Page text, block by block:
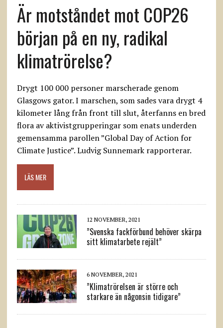
Är motståndet mot COP26
början på en ny, radikal
klimatrörelse?
Drygt 100 000 personer marscherade genom
Glasgows gator. I marschen, som sades vara drygt 4
kilometer lång från front till slut, återfanns en bred
flora av aktivistgrupperingar som enats underden
gemensamma parollen ”Global Day of Action for
Climate Justice”. Ludvig Sunnemark rapporterar.
LÄS MER
12 NOVEMBER, 2021
”Svenska fackförbund behöver skärpa
sitt klimatarbete rejält”
6 NOVEMBER, 2021
”Klimatrörelsen är större och
starkare än någonsin tidigare”